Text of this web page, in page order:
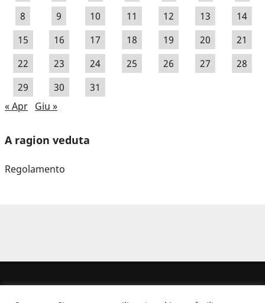
8
9 10 11 12 13
14
15
16 17 18 19 20
21
22
23 24 25 26 27
28
29
30
31
« Apr Giu »
A ragion veduta
Regolamento